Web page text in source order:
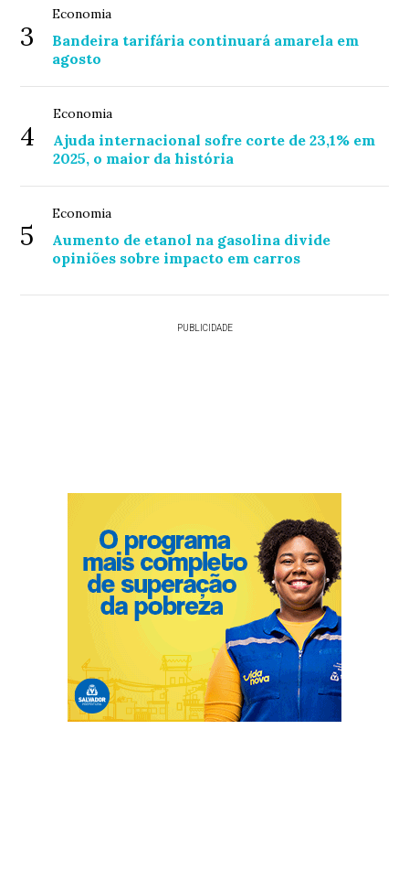
3
Economia
Bandeira tarifária continuará amarela em
agosto
4
Economia
Ajuda internacional sofre corte de 23,1% em
2025, o maior da história
5
Economia
Aumento de etanol na gasolina divide
opiniões sobre impacto em carros
PUBLICIDADE